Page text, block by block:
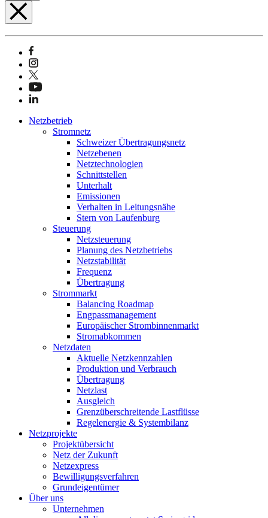
Netzbetrieb
Stromnetz
Schweizer Übertragungsnetz
Netzebenen
Netztechnologien
Schnittstellen
Unterhalt
Emissionen
Verhalten in Leitungsnähe
Stern von Laufenburg
Steuerung
Netzsteuerung
Planung des Netzbetriebs
Netzstabilität
Frequenz
Übertragung
Strommarkt
Balancing Roadmap
Engpassmanagement
Europäischer Strombinnenmarkt
Stromabkommen
Netzdaten
Aktuelle Netzkennzahlen
Produktion und Verbrauch
Übertragung
Netzlast
Ausgleich
Grenzüberschreitende Lastflüsse
Regelenergie & Systembilanz
Netzprojekte
Projektübersicht
Netz der Zukunft
Netzexpress
Bewilligungsverfahren
Grundeigentümer
Über uns
Unternehmen